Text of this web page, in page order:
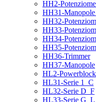
HH2-
HH31-
HH32-
HH33-
HH34-
HH35-
HH36-Trimmer
HH37-Manopole
HL2-Powerblock
HL31-Serie 1_C
HL32-Serie D_F
HL33-Serie G_L